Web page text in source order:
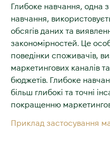
Глибоке навчання, одна
навчання,
обсягів даних та
закономірностей. Це
поведінки споживачів,
маркетингових каналів
бюджетів. Глибоке
більш глибокі та точні
покращенню
Приклад застосування